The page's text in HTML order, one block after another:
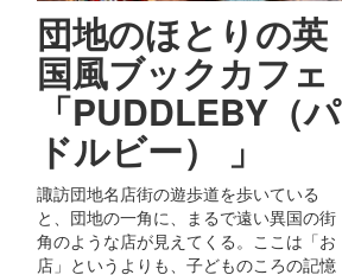
団地のほとりの英
国風ブックカフェ
「PUDDLEBY（パ
ドルビー） 」
諏訪団地名店街の遊歩道を歩いている
と、団地の一角に、まるで遠い異国の街
角のような店が見えてくる。ここは「お
店」というよりも、子どものころの記憶